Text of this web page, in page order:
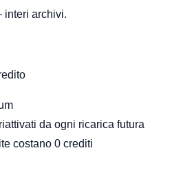
interi archivi.
da ogni ricarica futura
costano 0 crediti